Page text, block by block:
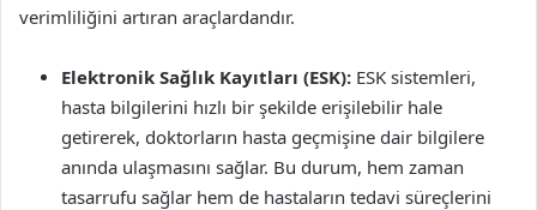
verimliliğini artıran araçlardandır.
Elektronik Sağlık Kayıtları (ESK): ESK sistemleri,
hasta bilgilerini hızlı bir şekilde erişilebilir hale
getirerek, doktorların hasta geçmişine dair bilgilere
anında ulaşmasını sağlar. Bu durum, hem zaman
tasarrufu sağlar hem de hastaların tedavi süreçlerini